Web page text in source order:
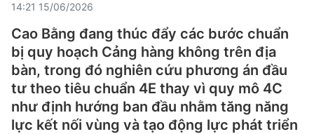
14:21 15/06/2026
Cao Bằng đang thúc đẩy các bước chuẩn
bị quy hoạch Cảng hàng không trên địa
bàn, trong đó nghiên cứu phương án đầu
tư theo tiêu chuẩn 4E thay vì quy mô 4C
như định hướng ban đầu nhằm tăng năng
lực kết nối vùng và tạo động lực phát triển